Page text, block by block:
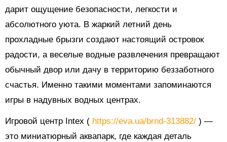
дарит ощущение безопасности, легкости и
абсолютного уюта. В жаркий летний день
прохладные брызги создают настоящий островок
радости, а веселые водные развлечения превращают
обычный двор или дачу в территорию беззаботного
счастья. Именно такими моментами запоминаются
игры в надувных водных центрах.
Игровой центр Intex ( https://eva.ua/brnd-313882/ ) —
это миниатюрный аквапарк, где каждая деталь